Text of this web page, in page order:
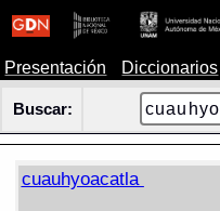
Presentación Diccionarios
Buscar:
cuauhyoacatla